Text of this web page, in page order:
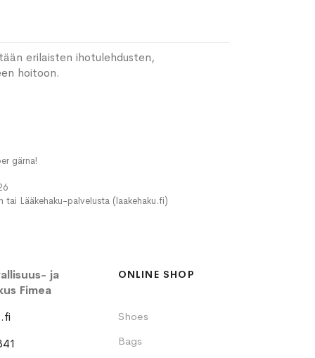
erilaisten ihotulehdusten,
hoitoon.
gärna!
Lääkehaku-palvelusta (laakehaku.fi)
ja
Fimea
ONLINE SHOP
Shoes
Bags